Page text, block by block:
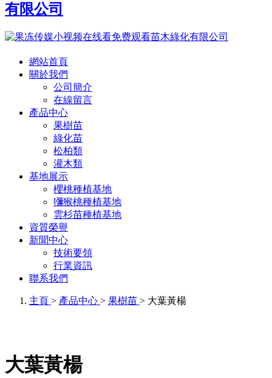
有限公司
網站首頁
關於我們
公司簡介
在線留言
產品中心
果樹苗
綠化苗
松柏類
灌木類
基地展示
櫻桃種植基地
獼猴桃種植基地
雲杉苗種植基地
資質榮譽
新聞中心
技術要領
行業資訊
聯系我們
主頁 > 產品中心 > 果樹苗 > 大葉黃楊
大葉黃楊